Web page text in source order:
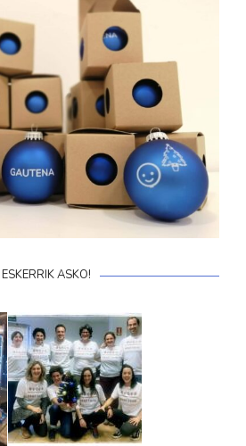
ESKERRIK ASKO!